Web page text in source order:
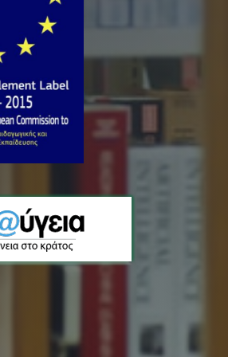
Λιβαδειάς
Αριστοφάνους και
Μυτιλήνης
108
Πάτρας